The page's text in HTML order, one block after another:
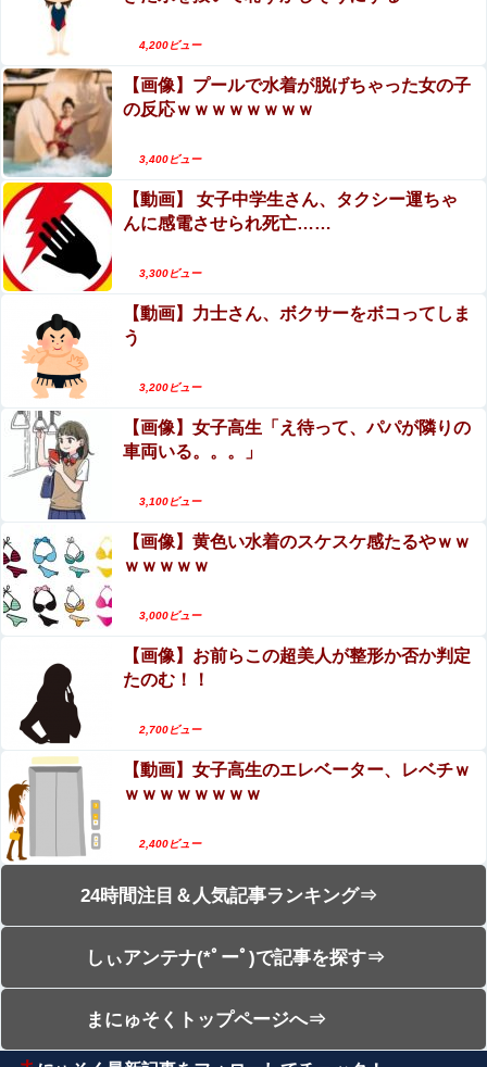
【動画】美人女優さん、映画でマンコのビラビラ
までめくらせてしまうｗｗｗｗｗｗ
4,200ビュー
【画像】プールで水着が脱げちゃった女の子
の反応ｗｗｗｗｗｗｗｗ
3,400ビュー
【動画】 女子中学生さん、タクシー運ちゃ
んに感電させられ死亡……
3,300ビュー
【動画】力士さん、ボクサーをボコってしま
う
3,200ビュー
【画像】女子高生「え待って、パパが隣りの
車両いる。。。」
3,100ビュー
【画像】黄色い水着のスケスケ感たるやｗｗ
ｗｗｗｗｗ
3,000ビュー
【画像】お前らこの超美人が整形か否か判定
たのむ！！
2,700ビュー
【動画】女子高生のエレベーター、レベチｗ
ｗｗｗｗｗｗｗｗ
2,400ビュー
24時間注目＆人気記事ランキング⇒
しぃアンテナ(*ﾟーﾟ)で記事を探す⇒
まにゅそくトップページへ⇒